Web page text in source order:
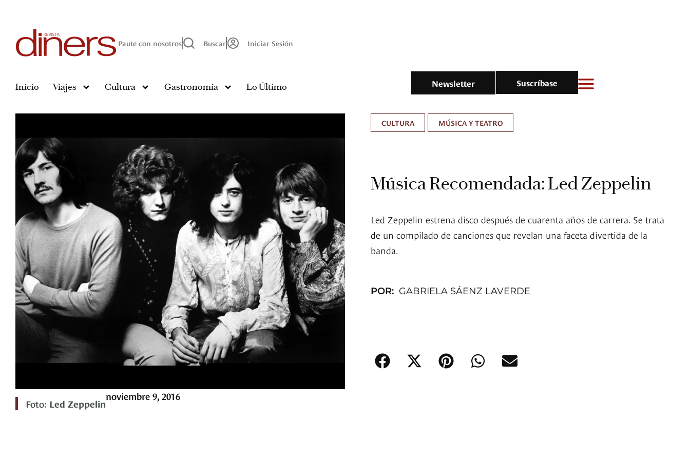
Paute con nosotros Buscar Iniciar Sesión
Inicio Viajes Cultura Gastronomía Lo Último Newsletter Suscríbase
Foto: Led Zeppelin
noviembre 9, 2016
CULTURA MÚSICA Y TEATRO
Música Recomendada: Led Zeppelin
Led Zeppelin estrena disco después de cuarenta años de carrera. Se trata
de un compilado de canciones que revelan una faceta divertida de la
banda.
POR: GABRIELA SÁENZ LAVERDE